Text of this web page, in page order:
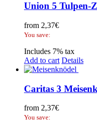
Union 5 Tulpen-
from 2,37€
You save:
Includes 7% tax
Add to cart Details
Caritas 3
from 2,37€
You save: